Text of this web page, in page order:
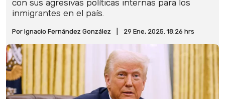
con sus agresivas políticas internas para los
inmigrantes en el país.
Por Ignacio Fernández González 29 Ene, 2025. 18:26 hrs